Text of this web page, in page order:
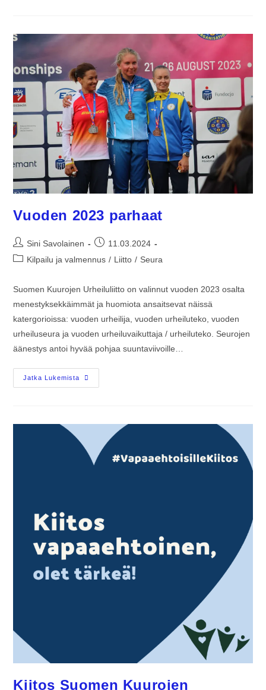
Vuoden 2023 parhaat
Sini Savolainen
11.03.2024
Kilpailu ja valmennus / Liitto / Seura
Suomen Kuurojen Urheiluliitto on valinnut vuoden 2023 osalta
menestyksekkäimmät ja huomiota ansaitsevat näissä
katergorioissa: vuoden urheilija, vuoden urheiluteko, vuoden
urheiluseura ja vuoden urheiluvaikuttaja / urheiluteko. Seurojen
äänestys antoi hyvää pohjaa suuntaviivoille…
Jatka Lukemista
Kiitos Suomen Kuurojen